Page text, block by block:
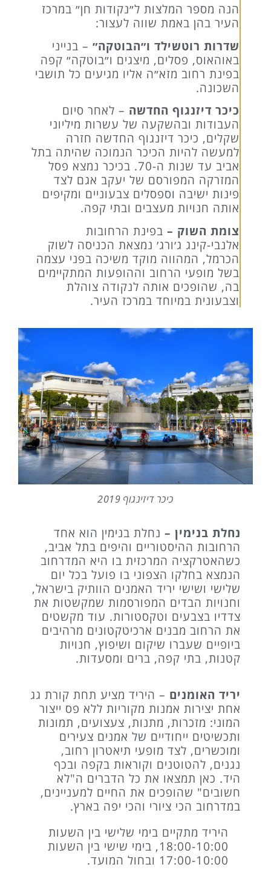
הנה מספר המלצות ל״נקודות חן״ במרכז
העיר בהן באמת שווה לעצור:
שדרות רוטשילד ו״הבוטקה״ – בנייני
באוהאוס, פסלים, מיצגים ו״בוטקה״ קפה
בפינת רחוב מזא״ה אליו מגיעים כל תושבי
השכונה.
כיכר דיזנגוף החדשה – לאחר סיום
העבודות ובהשקעה של עשרות מיליוני
שקלים, כיכר דיזנגוף החדשה חזרה
למעשה להיות הכיכר הנמוכה שהיתה בתל
אביב עד שנות ה-70. בכיכר נמצא פסל
המזרקה המפורסם של יעקב אגם לצד
פינות ישיבה וספסלים צבעוניים ומקיפים
אותה חנויות מעצבים ובתי קפה.
צומת השוק – בפינת הרחובות
אלנבי-קינג ג׳ורג׳ נמצאת הכניסה לשוק
הכרמל, המהווה מוקד משיכה בפני עצמה
בשל מופעי הרחוב וההופעות המתקיימים
בה, שהופכים אותה לנקודה צוהלת
וצבעונית במיוחד במרכז העיר.
כיכר דיזינגוף 2019
נחלת בנימין – נחלת בנימין הוא אחד
הרחובות ההיסטוריים והיפים בתל אביב,
כשהאטרקציה המרכזית בו היא המדרחוב
הנמצא בחלקו הצפוני בו פועל בכל יום
שלישי ושישי יריד האמנים הוותיק בישראל,
וחנויות הבדים המפורסמות שמקשטות את
צדדיו בצבעים וטקסטורות. עוד מקשטים
את הרחוב מבנים ארכיטקטונים מרהיבים
ביופיים שעברו שיקום ושיפוץ, חנויות
קטנות, בתי קפה, ברים ומסעדות.
יריד האומנים ​ – היריד מציע תחת קורת גג
אחת יצירות אמנות מקוריות ללא פס ייצור
המוני: מזכרות, מתנות, צעצועים, תמונות
ותכשיטים ייחודיים של אמנים צעירים
ומוכשרים, לצד מופעי תיאטרון רחוב,
נגנים, להטוטנים וקוראות בקפה ובכף
היד. כאן תמצאו את כל הדברים ה"לא
חשובים" שהופכים את החיים למעניינים,
במדרחוב הכי ציורי והכי יפה בארץ.
היריד מתקיים בימי שלישי בין השעות
18:00-10:00, בימי שישי בין השעות
17:00-10:00 ובחול המועד.